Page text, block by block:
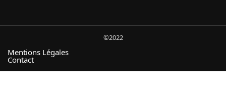
©2022
Mentions Légales
Contact